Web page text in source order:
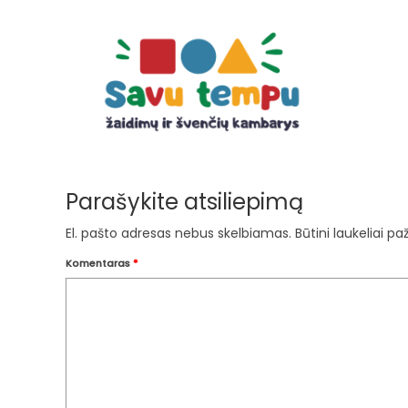
Parašykite atsiliepimą
El. pašto adresas nebus skelbiamas. Būtini laukeliai
Komentaras*